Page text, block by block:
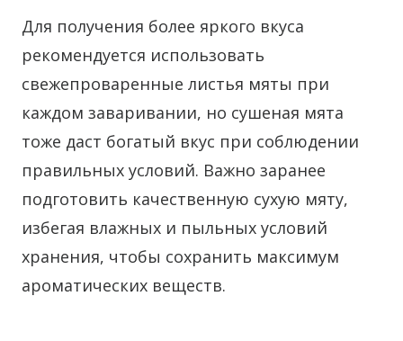
Для получения более яркого вкуса
рекомендуется использовать
свежепроваренные листья мяты при
каждом заваривании, но сушеная мята
тоже даст богатый вкус при соблюдении
правильных условий. Важно заранее
подготовить качественную сухую мяту,
избегая влажных и пыльных условий
хранения, чтобы сохранить максимум
ароматических веществ.